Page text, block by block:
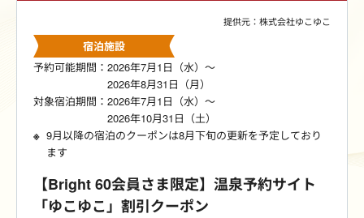
提供元：株式会社ゆこゆこ
宿泊施設
予約可能期間：2026年7月1日（水）～
2026年8月31日（月）
対象宿泊期間：2026年7月1日（水）～
2026年10月31日（土）
9月以降の宿泊のクーポンは8月下旬の更新を予定しており
ます
【Bright 60会員さま限定】温泉予約サイト
「ゆこゆこ」割引クーポン